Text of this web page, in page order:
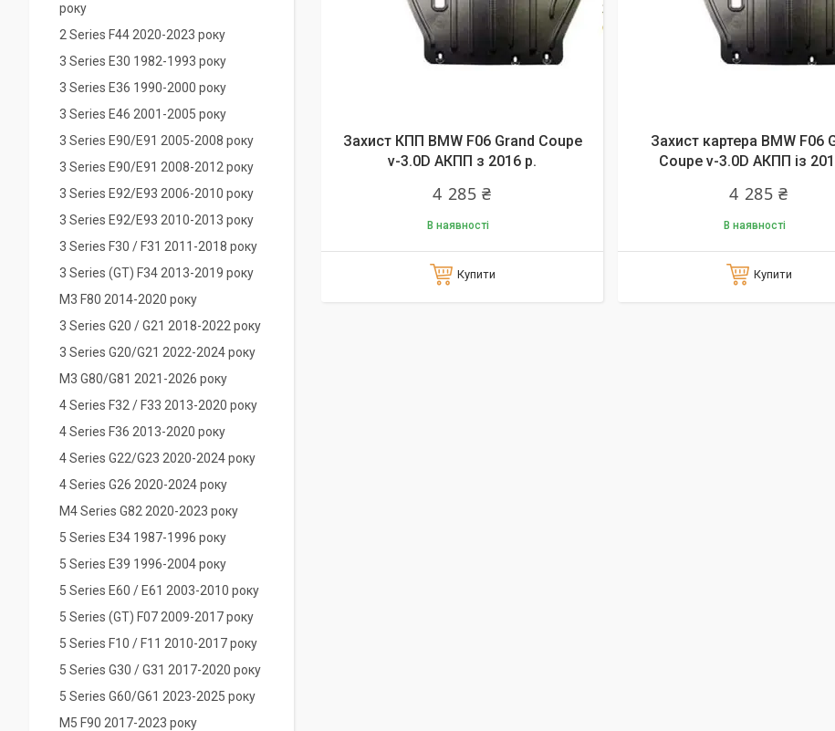
Захист КПП BMW F06 Grand Coupe
v-3.0D АКПП з 2016 р.
4 285 ₴
В наявності
Купити
Захист картера BMW F06
Coupe v-3.0D АКПП із
4 285 ₴
В наявності
Купити
року
2 Series F44 2020-2023 року
3 Series E30 1982-1993 року
3 Series E36 1990-2000 року
3 Series E46 2001-2005 року
3 Series E90/E91 2005-2008 року
3 Series E90/E91 2008-2012 року
3 Series E92/E93 2006-2010 року
3 Series E92/E93 2010-2013 року
3 Series F30 / F31 2011-2018 року
3 Series (GT) F34 2013-2019 року
M3 F80 2014-2020 року
3 Series G20 / G21 2018-2022 року
3 Series G20/G21 2022-2024 року
M3 G80/G81 2021-2026 року
4 Series F32 / F33 2013-2020 року
4 Series F36 2013-2020 року
4 Series G22/G23 2020-2024 року
4 Series G26 2020-2024 року
M4 Series G82 2020-2023 року
5 Series E34 1987-1996 року
5 Series E39 1996-2004 року
5 Series E60 / E61 2003-2010 року
5 Series (GT) F07 2009-2017 року
5 Series F10 / F11 2010-2017 року
5 Series G30 / G31 2017-2020 року
5 Series G60/G61 2023-2025 року
M5 F90 2017-2023 року